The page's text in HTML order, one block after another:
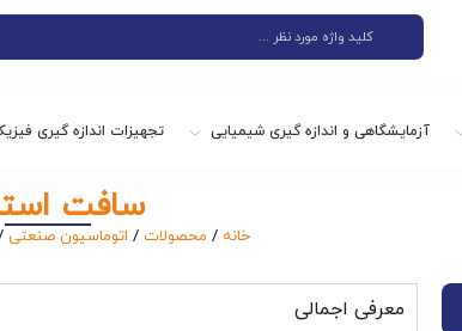
آزمایشگاهی و اندازه گیری شیمیایی تجهیزات اندازه گیری
سافت
خانه / محصولات / اتوماسیون صنعتی
معرفی اجمالی